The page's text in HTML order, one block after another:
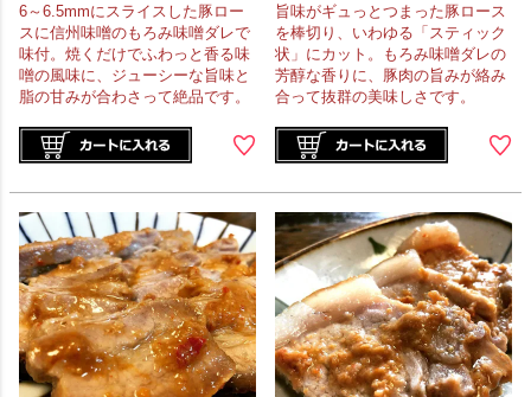
6～6.5mmにスライスした豚ロー
スに信州味噌のもろみ味噌ダレで
味付。焼くだけでふわっと香る味
噌の風味に、ジューシーな旨味と
脂の甘みが合わさって絶品です。
旨味がギュっとつまった豚ロース
を棒切り、いわゆる「スティック
状」にカット。もろみ味噌ダレの
芳醇な香りに、豚肉の旨みが絡み
合って抜群の美味しさです。